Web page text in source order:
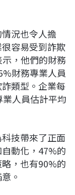
況也令人擔
容易受到詐欺
，他們的財務
財務專業人員
類型。企業每
人員估計平均
技帶來了正面
動化，47%的
，也有90%的
。